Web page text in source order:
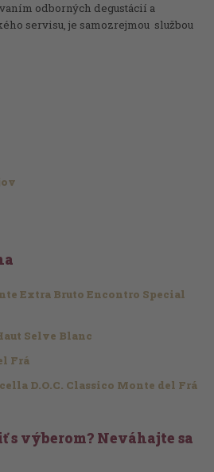
odborných degustácií a
servisu, je samozrejmou službou
Extra Bruto Encontro Special
Selve Blanc
Frá
D.O.C. Classico Monte del Frá
s výberom? Neváhajte sa